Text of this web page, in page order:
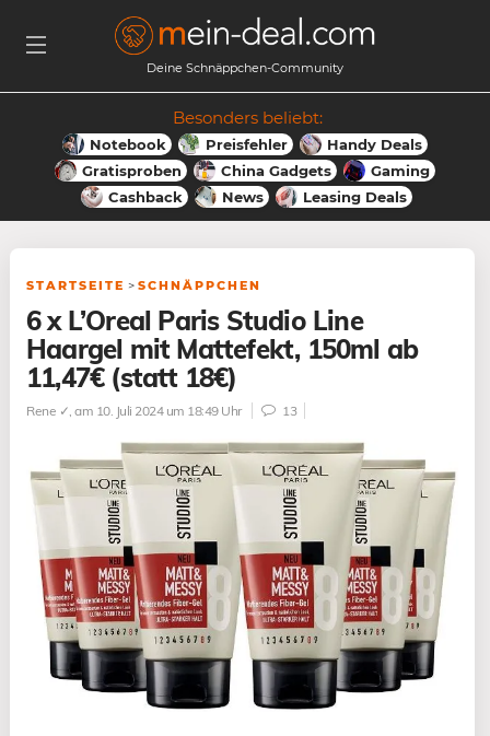
Deine Schnäppchen-Community
Besonders beliebt:
Notebook Preisfehler
Handy Deals
Gratisproben
China Gadgets
Gaming
Cashback
News Leasing Deals
STARTSEITE > SCHNÄPPCHEN
6 x L’Oreal Paris Studio Line
Haargel mit Mattefekt, 150ml ab
11,47€ (statt 18€)
Rene ✓, am 10. Juli 2024 um 18:49 Uhr 13